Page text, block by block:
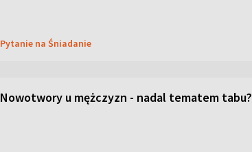
Pytanie na Śniadanie
Nowotwory u mężczyzn - nadal tematem tabu?